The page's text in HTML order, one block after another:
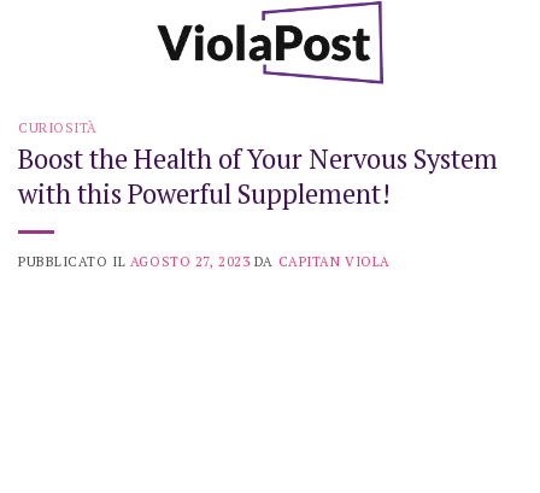
CURIOSITÀ
Boost the Health of Your Nervous System
with this Powerful Supplement!
PUBBLICATO IL AGOSTO 27, 2023 DA CAPITAN VIOLA